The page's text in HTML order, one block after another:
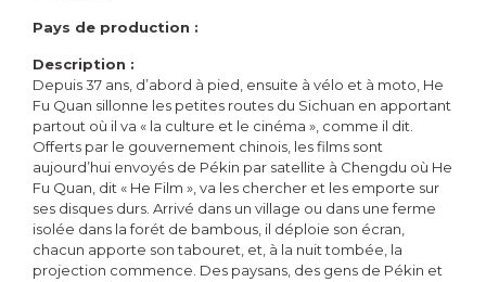
Pays de production :
Description :
Depuis 37 ans, d’abord à pied, ensuite à vélo et à moto, He
Fu Quan sillonne les petites routes du Sichuan en apportant
partout où il va « la culture et le cinéma », comme il dit.
Offerts par le gouvernement chinois, les films sont
aujourd’hui envoyés de Pékin par satellite à Chengdu où He
Fu Quan, dit « He Film », va les chercher et les emporte sur
ses disques durs. Arrivé dans un village ou dans une ferme
isolée dans la forét de bambous, il déploie son écran,
chacun apporte son tabouret, et, à la nuit tombée, la
projection commence. Des paysans, des gens de Pékin et